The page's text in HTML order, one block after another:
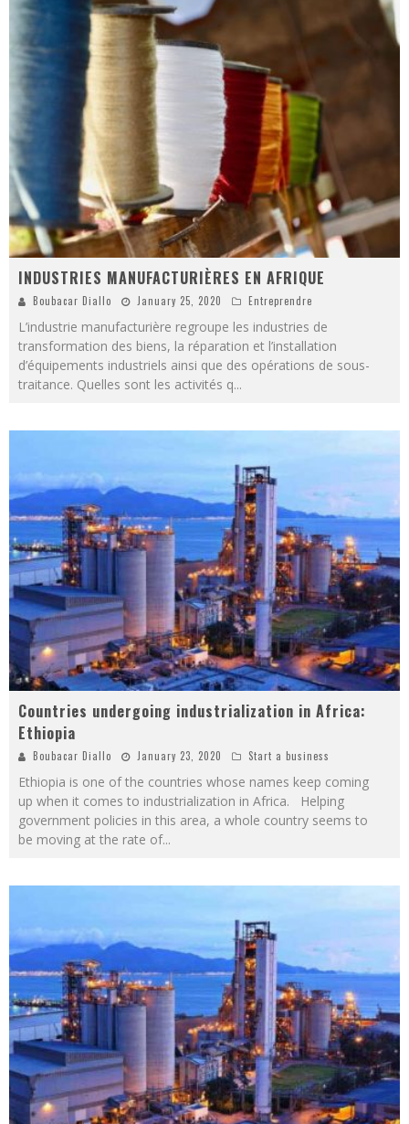
INDUSTRIES MANUFACTURIÈRES EN AFRIQUE
Boubacar Diallo January 25, 2020 Entreprendre
L’industrie manufacturière regroupe les industries de
transformation des biens, la réparation et l’installation
d’équipements industriels ainsi que des opérations de sous-
traitance. Quelles sont les activités q...
Countries undergoing industrialization in Africa:
Ethiopia
Boubacar Diallo January 23, 2020 Start a business
Ethiopia is one of the countries whose names keep coming
up when it comes to industrialization in Africa. Helping
government policies in this area, a whole country seems to
be moving at the rate of...